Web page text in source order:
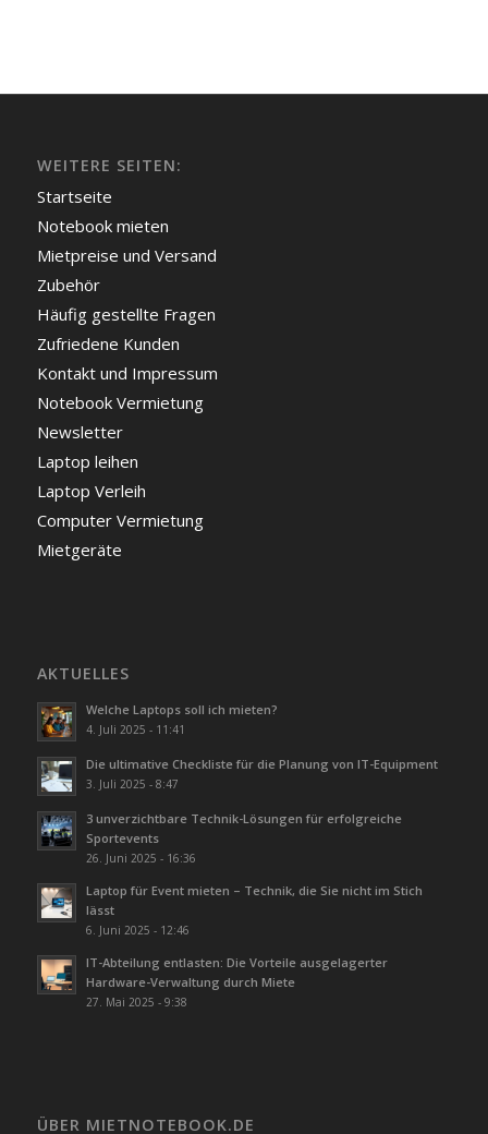
WEITERE SEITEN:
Startseite
Notebook mieten
Mietpreise und Versand
Zubehör
Häufig gestellte Fragen
Zufriedene Kunden
Kontakt und Impressum
Notebook Vermietung
Newsletter
Laptop leihen
Laptop Verleih
Computer Vermietung
Mietgeräte
AKTUELLES
Welche Laptops soll ich mieten?
4. Juli 2025 - 11:41
Die ultimative Checkliste für die Planung von IT-Equipment
3. Juli 2025 - 8:47
3 unverzichtbare Technik-Lösungen für erfolgreiche
Sportevents
26. Juni 2025 - 16:36
Laptop für Event mieten – Technik, die Sie nicht im Stich
lässt
6. Juni 2025 - 12:46
IT-Abteilung entlasten: Die Vorteile ausgelagerter
Hardware-Verwaltung durch Miete
27. Mai 2025 - 9:38
ÜBER MIETNOTEBOOK.DE